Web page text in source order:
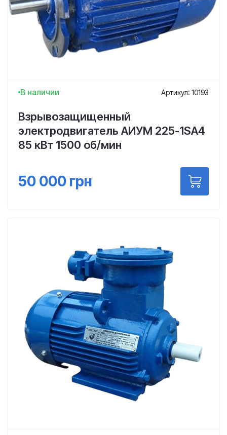
В наличии Артикул: 10193
Взрывозащищенный
электродвигатель АИУМ 225-1SA4
85 кВт 1500 об/мин
50 000 грн